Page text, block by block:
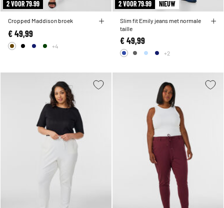
2 VOOR 79.99
Cropped Maddison broek
€ 49,99
+4
2 VOOR 79.99 NIEUW
Slim fit Emily jeans met normale
taille
€ 49,99
+2